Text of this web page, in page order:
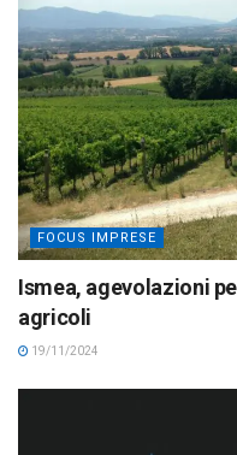
FOCUS IMPRESE
Ismea, agevolazioni
agricoli
19/11/2024